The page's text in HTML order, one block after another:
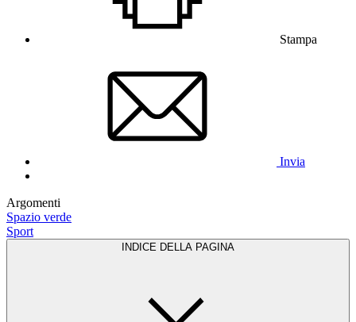
Stampa
Invia
Argomenti
Spazio verde
Sport
INDICE DELLA PAGINA